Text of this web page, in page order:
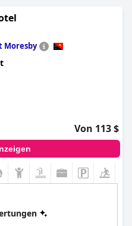
Moresby
Von 113 $